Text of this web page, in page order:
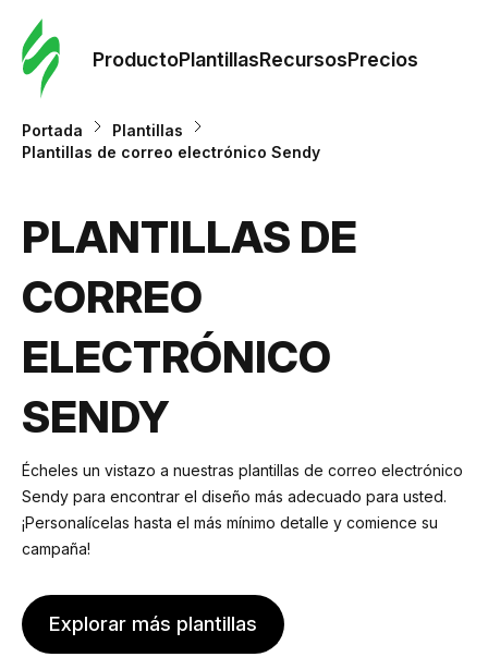
ProductoPlantillasRecursosPrecios
Portada
Plantillas
Plantillas de correo electrónico Sendy
PLANTILLAS DE
CORREO
ELECTRÓNICO
SENDY
Écheles un vistazo a nuestras plantillas de correo electrónico
Sendy para encontrar el diseño más adecuado para usted.
¡Personalícelas hasta el más mínimo detalle y comience su
campaña!
Explorar más plantillas